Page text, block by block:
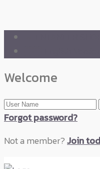
Welcome
Forgot password?
Not a member?Join